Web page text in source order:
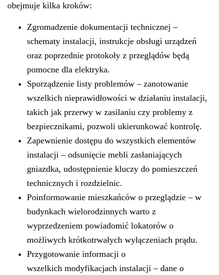
obejmuje kilka kroków:
Zgromadzenie dokumentacji technicznej –
schematy instalacji, instrukcje obsługi urządzeń
oraz poprzednie protokoły z przeglądów będą
pomocne dla elektryka.
Sporządzenie listy problemów – zanotowanie
wszelkich nieprawidłowości w działaniu instalacji,
takich jak przerwy w zasilaniu czy problemy z
bezpiecznikami, pozwoli ukierunkować kontrolę.
Zapewnienie dostępu do wszystkich elementów
instalacji – odsunięcie mebli zasłaniających
gniazdka, udostępnienie kluczy do pomieszczeń
technicznych i rozdzielnic.
Poinformowanie mieszkańców o przeglądzie – w
budynkach wielorodzinnych warto z
wyprzedzeniem powiadomić lokatorów o
możliwych krótkotrwałych wyłączeniach prądu.
Przygotowanie informacji o
wszelkich modyfikacjach instalacji – dane o